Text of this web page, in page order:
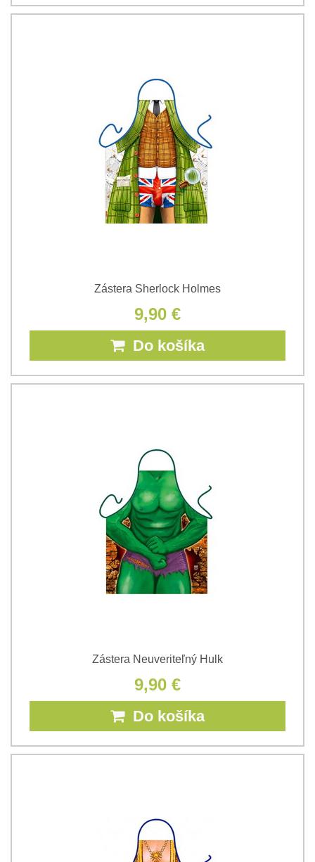
Zástera Sherlock Holmes
9,90 €
Do košíka
Zástera Neuveriteľný Hulk
9,90 €
Do košíka